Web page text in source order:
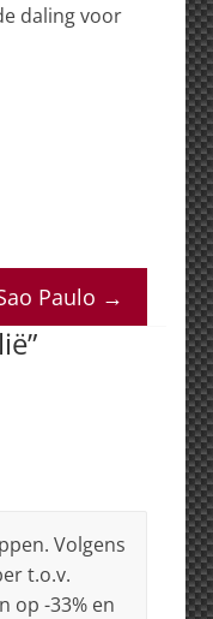
daling voor
Paulo →
”
Volgens
t.o.v.
op -33% en